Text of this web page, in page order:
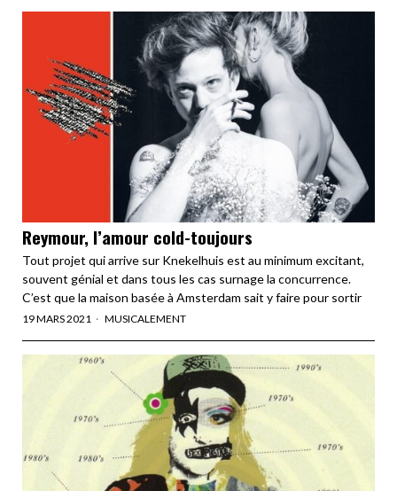
Reymour, l’amour cold-toujours
Tout projet qui arrive sur Knekelhuis est au minimum excitant,
souvent génial et dans tous les cas surnage la concurrence.
C’est que la maison basée à Amsterdam sait y faire pour sortir
19 MARS 2021 MUSICALEMENT